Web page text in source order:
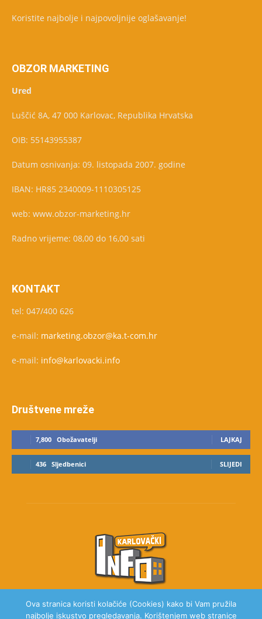
Koristite najbolje i najpovoljnije oglašavanje!
OBZOR MARKETING
Ured
Luščić 8A, 47 000 Karlovac, Republika Hrvatska
OIB: 55143955387
Datum osnivanja: 09. listopada 2007. godine
IBAN: HR85 2340009-1110305125
web: www.obzor-marketing.hr
Radno vrijeme: 08,00 do 16,00 sati
KONTAKT
tel: 047/400 626
e-mail: marketing.obzor@ka.t-com.hr
e-mail: info@karlovacki.info
Društvene mreže
7,800 Obožavatelji LAJKAJ
436 Sljedbenici SLIJEDI
Ova stranica koristi kolačiće (Cookies) kako bi Vam pružila
najbolje iskustvo pregledavanja. Korištenjem web stranice